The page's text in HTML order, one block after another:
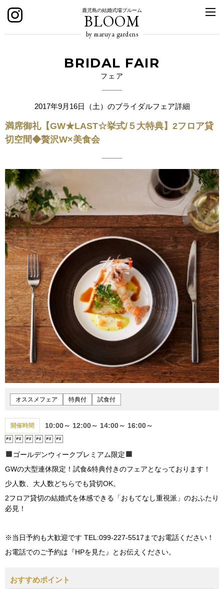
鹿児島の結婚式場ブルーム
BLOOM
by maruya gardens
BRIDAL FAIR
フェア
2017年9月16日（土）のブライダルフェア詳細
満席御礼【GW★LAST☆挙式/５大特典】2フロア貸
切空間◆贅沢W×美食会
オススメフェア 特典付 試食付
開催時間 10:00～ 12:00～ 14:00～ 16:00～
ゴールデンウィークプレミアム限定
GWの大型連休限定！試食&特典付きのフェアとなっております！
少人数、大人数どちらでも貸切OK。
2フロア貸切の結婚式を体感できる「おもてなし重視派」のおふたり
必見！
※当日予約も大歓迎です TEL:099-227-5517までお電話ください！
お電話でのご予約は『HPを見た』とお伝えください。
おすすめポイント